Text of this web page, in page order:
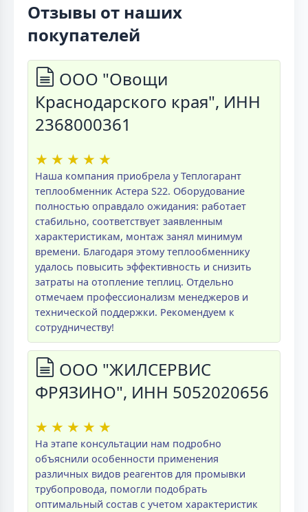
Отзывы от наших
покупателей
ООО "Овощи
Краснодарского края", ИНН
2368000361
★ ★ ★ ★ ★
Наша компания приобрела у Теплогарант
теплообменник Астера S22. Оборудование
полностью оправдало ожидания: работает
стабильно, соответствует заявленным
характеристикам, монтаж занял минимум
времени. Благодаря этому теплообменнику
удалось повысить эффективность и снизить
затраты на отопление теплиц. Отдельно
отмечаем профессионализм менеджеров и
технической поддержки. Рекомендуем к
сотрудничеству!
ООО "ЖИЛСЕРВИС
ФРЯЗИНО", ИНН 5052020656
★ ★ ★ ★ ★
На этапе консультации нам подробно
объяснили особенности применения
различных видов реагентов для промывки
трубопровода, помогли подобрать
оптимальный состав с учетом характеристик